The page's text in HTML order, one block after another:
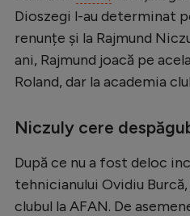
Handbal
Natație
Formula 1
Auto
Rugby
Ciclism
Dioszegi l-au determinat
renunțe și la Rajmund
ani, Rajmund joacă pe
Roland, dar la academia
Niczuly cere
După ce nu a fost deloc
tehnicianului Ovidiu
clubul la AFAN. De